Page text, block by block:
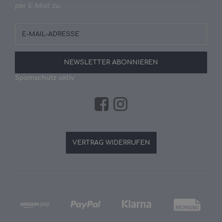
per E-Mail zu.
Mail-
NEWSLETTER ABONNIEREN
Spamschutz aktiv
VERTRAG WIDERRUFEN